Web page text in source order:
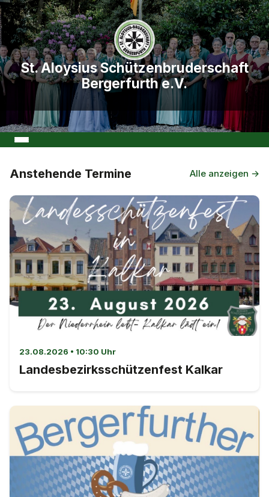
St. Aloysius Schützenbruderschaft
Bergerfurth e.V.
Anstehende Termine Alle anzeigen →
23.08.2026 • 10:30 Uhr
Landesbezirksschützenfest Kalkar